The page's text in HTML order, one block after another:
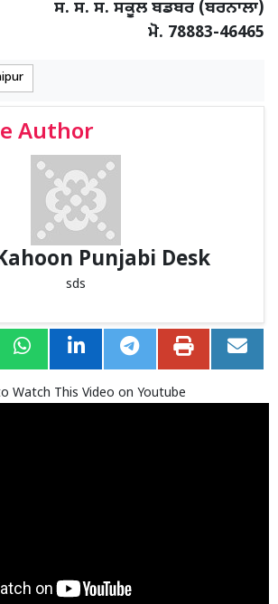
ਸ. ਸ. ਸ. ਸਕੂਲ ਬਡਬਰ (ਬਰਨਾਲਾ)
ਮੋ. 78883-46465
Author
Punjabi Desk
sds
Watch This Video on Youtube